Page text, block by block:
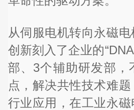
从伺服电机转向永磁
创新刻入了企业的
部、3个辅助研发部，
点，解决共性技术难
行业应用，在工业永